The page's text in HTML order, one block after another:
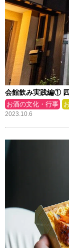
会館飲み実践編①
お酒の文化・行事
2023.10.6